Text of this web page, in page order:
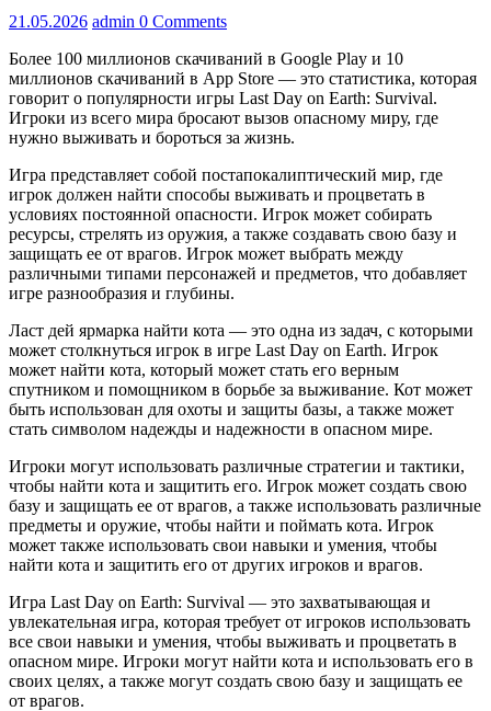
21.05.2026 admin 0 Comments
Более 100 миллионов скачиваний в Google Play и 10
миллионов скачиваний в App Store — это статистика, которая
говорит о популярности игры Last Day on Earth: Survival.
Игроки из всего мира бросают вызов опасному миру, где
нужно выживать и бороться за жизнь.
Игра представляет собой постапокалиптический мир, где
игрок должен найти способы выживать и процветать в
условиях постоянной опасности. Игрок может собирать
ресурсы, стрелять из оружия, а также создавать свою базу и
защищать ее от врагов. Игрок может выбрать между
различными типами персонажей и предметов, что добавляет
игре разнообразия и глубины.
Ласт дей ярмарка найти кота — это одна из задач, с которыми
может столкнуться игрок в игре Last Day on Earth. Игрок
может найти кота, который может стать его верным
спутником и помощником в борьбе за выживание. Кот может
быть использован для охоты и защиты базы, а также может
стать символом надежды и надежности в опасном мире.
Игроки могут использовать различные стратегии и тактики,
чтобы найти кота и защитить его. Игрок может создать свою
базу и защищать ее от врагов, а также использовать различные
предметы и оружие, чтобы найти и поймать кота. Игрок
может также использовать свои навыки и умения, чтобы
найти кота и защитить его от других игроков и врагов.
Игра Last Day on Earth: Survival — это захватывающая и
увлекательная игра, которая требует от игроков использовать
все свои навыки и умения, чтобы выживать и процветать в
опасном мире. Игроки могут найти кота и использовать его в
своих целях, а также могут создать свою базу и защищать ее
от врагов.